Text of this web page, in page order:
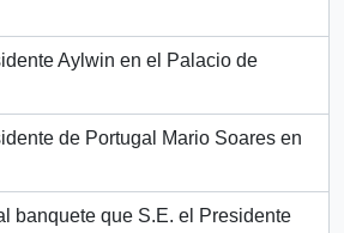
Aylwin en el Palacio de
de Portugal Mario Soares en
banquete que S.E. el Presidente